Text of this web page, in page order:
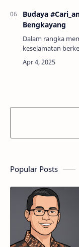
Budaya
Bengkayang
Dalam rangka
keselamatan
masyarakat, Astra
melalui tim Safety
Popular Posts